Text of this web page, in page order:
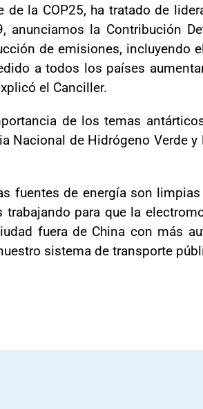
de la COP25, ha tratado de
anunciamos la Contribución
de emisiones,
a todos los países
el Canciller.
de los temas
Nacional de Hidrógeno Verde
fuentes de energía son
trabajando para que la
fuera de China con más
sistema de transporte